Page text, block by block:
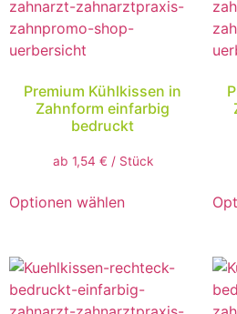
Premium Kühlkissen in
Zahnform einfarbig
bedruckt
ab 1,54 € / Stück
Optionen wählen